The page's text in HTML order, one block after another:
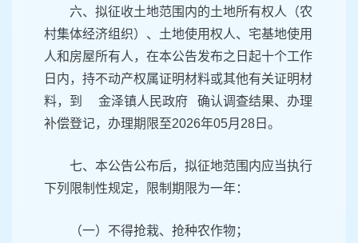
六、拟征收土地范围内的土地所有权人（农
村集体经济组织）、土地使用权人、宅基地使用
人和房屋所有人，在本公告发布之日起十个工作
日内，持不动产权属证明材料或其他有关证明材
料，到 金泽镇人民政府 确认调查结果、办理
补偿登记，办理期限至2026年05月28日。
七、本公告公布后，拟征地范围内应当执行
下列限制性规定，限制期限为一年：
（一）不得抢栽、抢种农作物；